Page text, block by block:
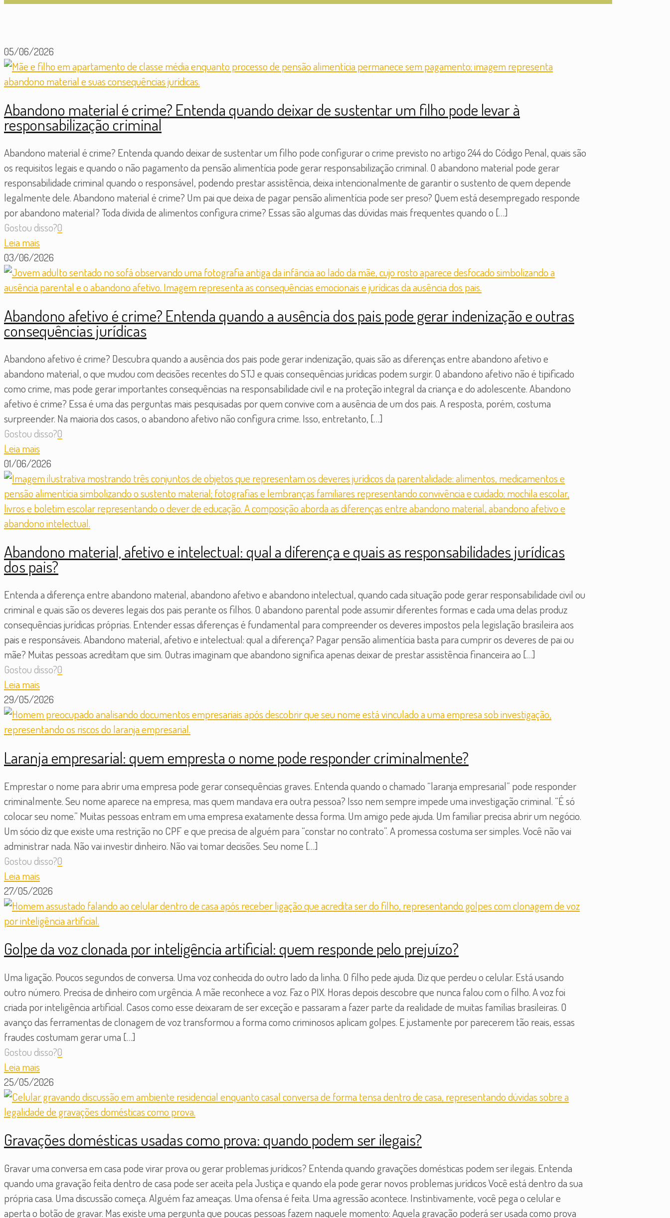
05/06/2026
Abandono material é crime? Entenda quando deixar de sustentar um filho pode levar à
responsabilização criminal
Abandono material é crime? Entenda quando deixar de sustentar um filho pode configurar o crime previsto no artigo 244 do Código Penal, quais são
os requisitos legais e quando o não pagamento da pensão alimentícia pode gerar responsabilização criminal. O abandono material pode gerar
responsabilidade criminal quando o responsável, podendo prestar assistência, deixa intencionalmente de garantir o sustento de quem depende
legalmente dele. Abandono material é crime? Um pai que deixa de pagar pensão alimentícia pode ser preso? Quem está desempregado responde
por abandono material? Toda dívida de alimentos configura crime? Essas são algumas das dúvidas mais frequentes quando o […]
Gostou disso?0
Leia mais
03/06/2026
Abandono afetivo é crime? Entenda quando a ausência dos pais pode gerar indenização e outras
consequências jurídicas
Abandono afetivo é crime? Descubra quando a ausência dos pais pode gerar indenização, quais são as diferenças entre abandono afetivo e
abandono material, o que mudou com decisões recentes do STJ e quais consequências jurídicas podem surgir. O abandono afetivo não é tipificado
como crime, mas pode gerar importantes consequências na responsabilidade civil e na proteção integral da criança e do adolescente. Abandono
afetivo é crime? Essa é uma das perguntas mais pesquisadas por quem convive com a ausência de um dos pais. A resposta, porém, costuma
surpreender. Na maioria dos casos, o abandono afetivo não configura crime. Isso, entretanto, […]
Gostou disso?0
Leia mais
01/06/2026
Abandono material, afetivo e intelectual: qual a diferença e quais as responsabilidades jurídicas
dos pais?
Entenda a diferença entre abandono material, abandono afetivo e abandono intelectual, quando cada situação pode gerar responsabilidade civil ou
criminal e quais são os deveres legais dos pais perante os filhos. O abandono parental pode assumir diferentes formas e cada uma delas produz
consequências jurídicas próprias. Entender essas diferenças é fundamental para compreender os deveres impostos pela legislação brasileira aos
pais e responsáveis. Abandono material, afetivo e intelectual: qual a diferença? Pagar pensão alimentícia basta para cumprir os deveres de pai ou
mãe? Muitas pessoas acreditam que sim. Outras imaginam que abandono significa apenas deixar de prestar assistência financeira ao […]
Gostou disso?0
Leia mais
29/05/2026
Laranja empresarial: quem empresta o nome pode responder criminalmente?
Emprestar o nome para abrir uma empresa pode gerar consequências graves. Entenda quando o chamado “laranja empresarial” pode responder
criminalmente. Seu nome aparece na empresa, mas quem mandava era outra pessoa? Isso nem sempre impede uma investigação criminal. “É só
colocar seu nome.” Muitas pessoas entram em uma empresa exatamente dessa forma. Um amigo pede ajuda. Um familiar precisa abrir um negócio.
Um sócio diz que existe uma restrição no CPF e que precisa de alguém para “constar no contrato”. A promessa costuma ser simples. Você não vai
administrar nada. Não vai investir dinheiro. Não vai tomar decisões. Seu nome […]
Gostou disso?0
Leia mais
27/05/2026
Golpe da voz clonada por inteligência artificial: quem responde pelo prejuízo?
Uma ligação. Poucos segundos de conversa. Uma voz conhecida do outro lado da linha. O filho pede ajuda. Diz que perdeu o celular. Está usando
outro número. Precisa de dinheiro com urgência. A mãe reconhece a voz. Faz o PIX. Horas depois descobre que nunca falou com o filho. A voz foi
criada por inteligência artificial. Casos como esse deixaram de ser exceção e passaram a fazer parte da realidade de muitas famílias brasileiras. O
avanço das ferramentas de clonagem de voz transformou a forma como criminosos aplicam golpes. E justamente por parecerem tão reais, essas
fraudes costumam gerar uma […]
Gostou disso?0
Leia mais
25/05/2026
Gravações domésticas usadas como prova: quando podem ser ilegais?
Gravar uma conversa em casa pode virar prova ou gerar problemas jurídicos? Entenda quando gravações domésticas podem ser ilegais. Entenda
quando uma gravação feita dentro de casa pode ser aceita pela Justiça e quando ela pode gerar novos problemas jurídicos Você está dentro da sua
própria casa. Uma discussão começa. Alguém faz ameaças. Uma ofensa é feita. Uma agressão acontece. Instintivamente, você pega o celular e
aperta o botão de gravar. Mas existe uma pergunta que poucas pessoas fazem naquele momento: Aquela gravação poderá ser usada como prova